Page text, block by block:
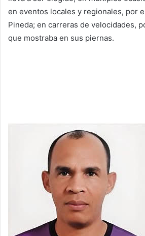
en eventos locales y regionales, por
Pineda; en carreras de velocidades,
que mostraba en sus piernas.